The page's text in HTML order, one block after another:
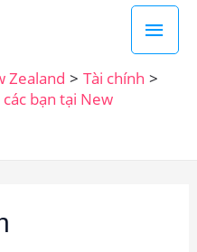
Zealand
Tài chính
bạn tại New